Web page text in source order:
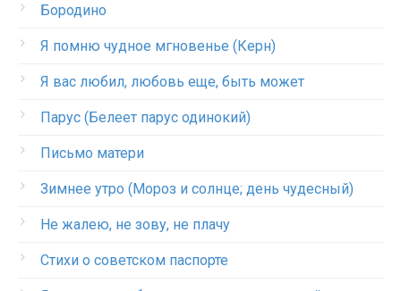
Бородино
Я помню чудное мгновенье (Керн)
Я вас любил, любовь еще, быть может
Парус (Белеет парус одинокий)
Письмо матери
Зимнее утро (Мороз и солнце; день чудесный)
Не жалею, не зову, не плачу
Стихи о советском паспорте